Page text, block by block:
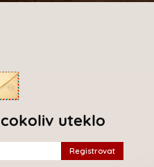
cokoliv uteklo